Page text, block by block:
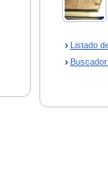
Listado